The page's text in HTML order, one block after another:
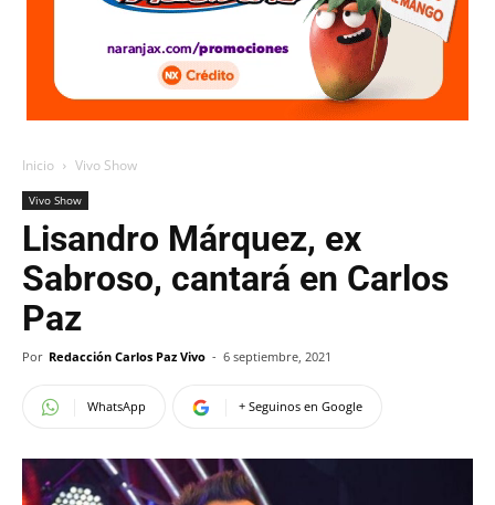
Inicio Vivo Show
Vivo Show
Lisandro Márquez, ex
Sabroso, cantará en Carlos
Paz
Por Redacción Carlos Paz Vivo - 6 septiembre, 2021
WhatsApp + Seguinos en Google